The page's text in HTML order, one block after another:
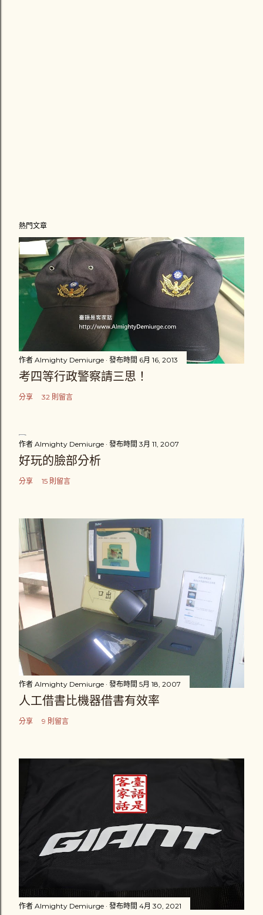
熱門文章
作者 Almighty Demiurge 發布時間 6月 16, 2013
考四等行政警察請三思！
分享 32 則留言
作者 Almighty Demiurge 發布時間 3月 11, 2007
好玩的臉部分析
分享 15 則留言
作者 Almighty Demiurge 發布時間 5月 18, 2007
人工借書比機器借書有效率
分享 9 則留言
作者 Almighty Demiurge 發布時間 4月 30, 2021